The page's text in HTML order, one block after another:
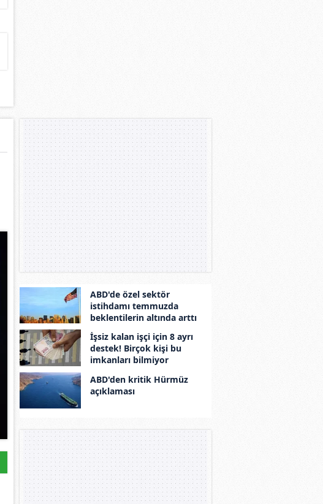
ABD'de özel sektör
istihdamı temmuzda
beklentilerin altında arttı
İşsiz kalan işçi için 8 ayrı
destek! Birçok kişi bu
imkanları bilmiyor
ABD'den kritik Hürmüz
açıklaması